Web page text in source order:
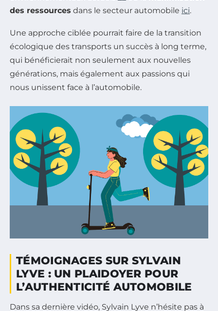
des ressources dans le secteur automobile ici.
Une approche ciblée pourrait faire de la transition
écologique des transports un succès à long terme,
qui bénéficierait non seulement aux nouvelles
générations, mais également aux passions qui
nous unissent face à l’automobile.
TÉMOIGNAGES SUR SYLVAIN
LYVE : UN PLAIDOYER POUR
L’AUTHENTICITÉ AUTOMOBILE
Dans sa dernière vidéo, Sylvain Lyve n’hésite pas à